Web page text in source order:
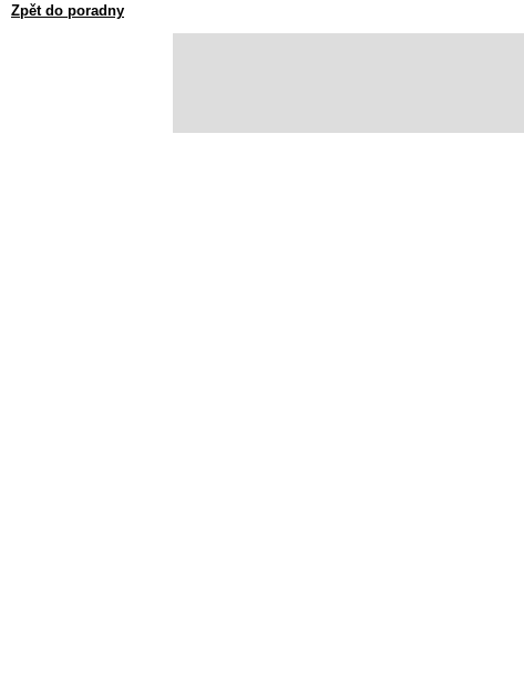
Zpět do poradny